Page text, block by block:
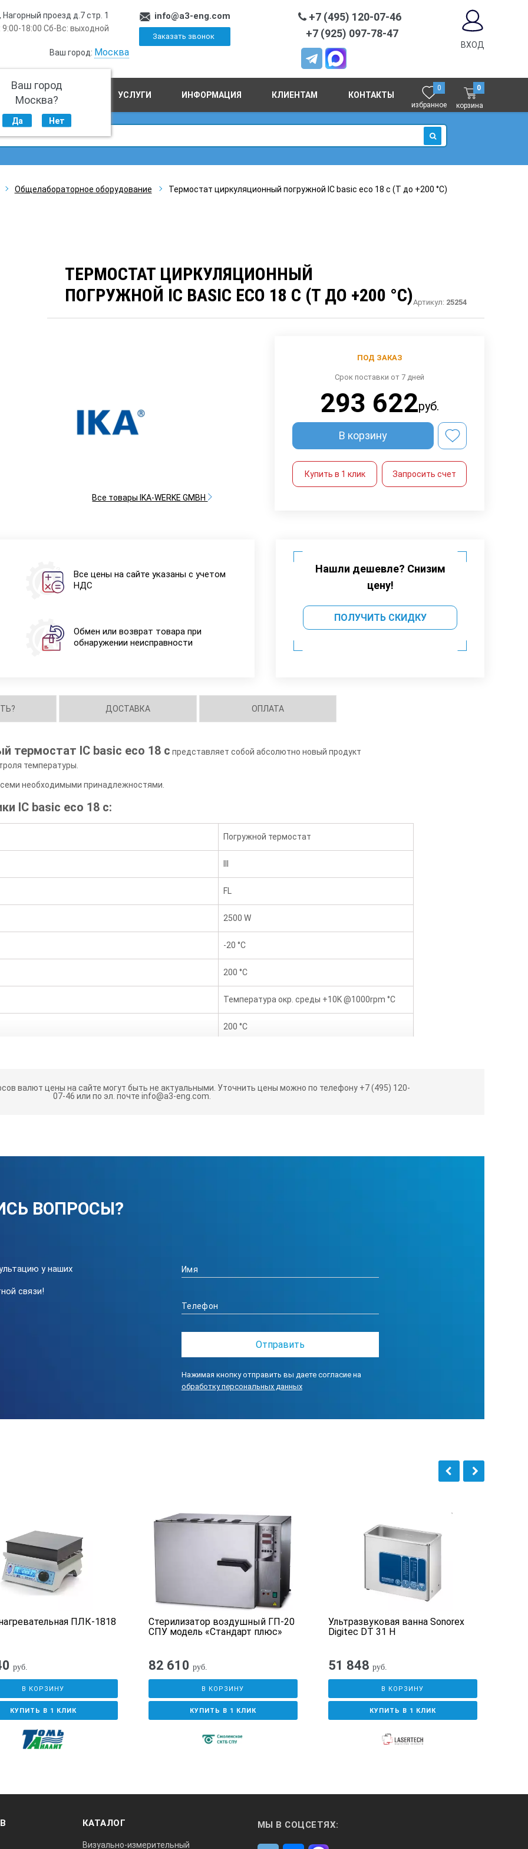
Нагорный проезд д.7 стр. 1
9:00-18:00 Сб-Вс: выходной
Ваш город: Москва
Ваш город
Москва?
Да Нет
info@a3-eng.com
Заказать звонок
+7 (495) 120-07-46
+7 (925) 097-78-47
ВХОД
ПРОИЗВОДСТВО УСЛУГИ ИНФОРМАЦИЯ КЛИЕНТАМ КОНТАКТЫ
0
избранное
0
корзина
ИСКАТЬ
Общелабораторное оборудование Термостат циркуляционный погружной IC basic eco 18 c (Т до +200 °С)
ТЕРМОСТАТ ЦИРКУЛЯЦИОННЫЙ
ПОГРУЖНОЙ IC BASIC ECO 18 C (Т ДО +200 °С)Артикул: 25254
Все товары IKA-WERKE GMBH
ПОД ЗАКАЗ
Срок поставки от 7 дней
293 622руб.
В корзину
Купить в 1 клик Запросить счет
Все цены на сайте указаны с учетом
НДС
Обмен или возврат товара при
обнаружении неисправности
Нашли дешевле? Снизим
цену!
ПОЛУЧИТЬ СКИДКУ
ДОСТАВКА ОПЛАТА
термостат IC basic eco 18 c представляет собой абсолютно новый продукт
температуры.
необходимыми принадлежностями.
IC basic eco 18 c:
Погружной термостат
FL
2500 W
-20 °C
200 °C
Температура окр. среды +10K @1000rpm °C
200 °C
термометра
температуры
да
в термостате ниже допустимого уровня да
Нагнетательный или откачивающий насос
поток воды) 0.45 bar
давление противодействия) 26 l/min
зажим
валют цены на сайте могут быть не актуальными. Уточнить цены можно по телефону +7 (495) 120-
07-46 или по эл. почте info@a3-eng.com.
ВОПРОСЫ?
у наших
связи!
Нажимая кнопку отправить вы даете согласие на
обработку персональных данных
ПЛК-1818
руб.
В КОРЗИНУ
КУПИТЬ В 1 КЛИК
Стерилизатор воздушный ГП-20
СПУ модель «Стандарт плюс»
82 610 руб.
В КОРЗИНУ
КУПИТЬ В 1 КЛИК
Ультразвуковая ванна Sonorex
Digitec DT 31 H
51 848 руб.
В КОРЗИНУ
КУПИТЬ В 1 КЛИК
КАТАЛОГ
Визуально-измерительный
МЫ В СОЦСЕТЯХ: